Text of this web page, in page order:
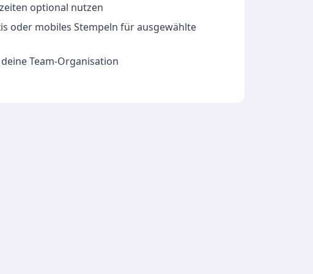
optional nutzen
oder mobiles Stempeln für ausgewählte
Team-Organisation